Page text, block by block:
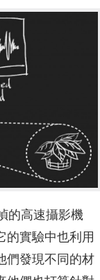
的高速攝影機
的實驗中也利用
們發現不同的材